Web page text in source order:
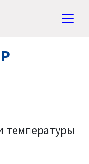
температуры